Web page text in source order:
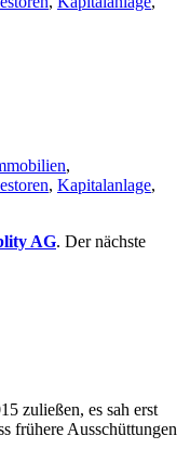
,
, Kapitalanlage,
AG. Der nächste
zuließen, es sah erst
frühere Ausschüttungen